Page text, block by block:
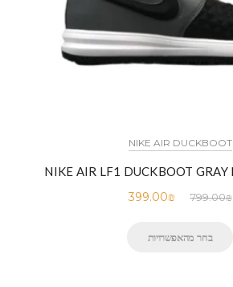
NIKE AIR DUCKBOOT
799.00₪
399.00₪
בחר מהאפשרויות